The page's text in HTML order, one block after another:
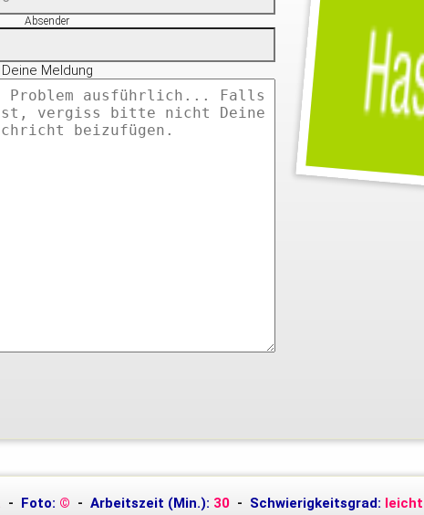
Absender
Deine Meldung
- Foto: © - Arbeitszeit (Min.): 30 - Schwierigkeitsgrad: leicht